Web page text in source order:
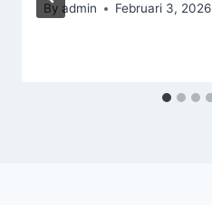
By admin Februari 3, 2026